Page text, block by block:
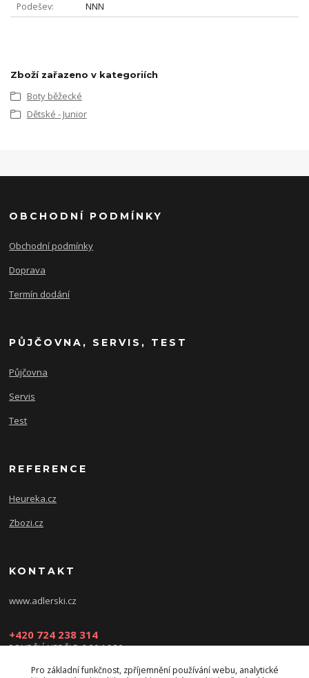
Podešev
NNN
Zboží zařazeno v kategoriích
Boty běžecké
Dětské - Junior
OBCHODNÍ PODMÍNKY
Obchodní podmínky
Doprava
Termín dodání
PŮJČOVNA, SERVIS, TEST
Půjčovna
Servis
Test
REFERENCE
Heureka.cz
Zbozi.cz
KONTAKT
www.adlerski.cz
+420 724 238 314
PONDĚLÍ-NEDĚLE: 8:30-16:30
eshop@adler-ski.cz
Pro základní funkčnost, zpříjemnění používání webu, analytické